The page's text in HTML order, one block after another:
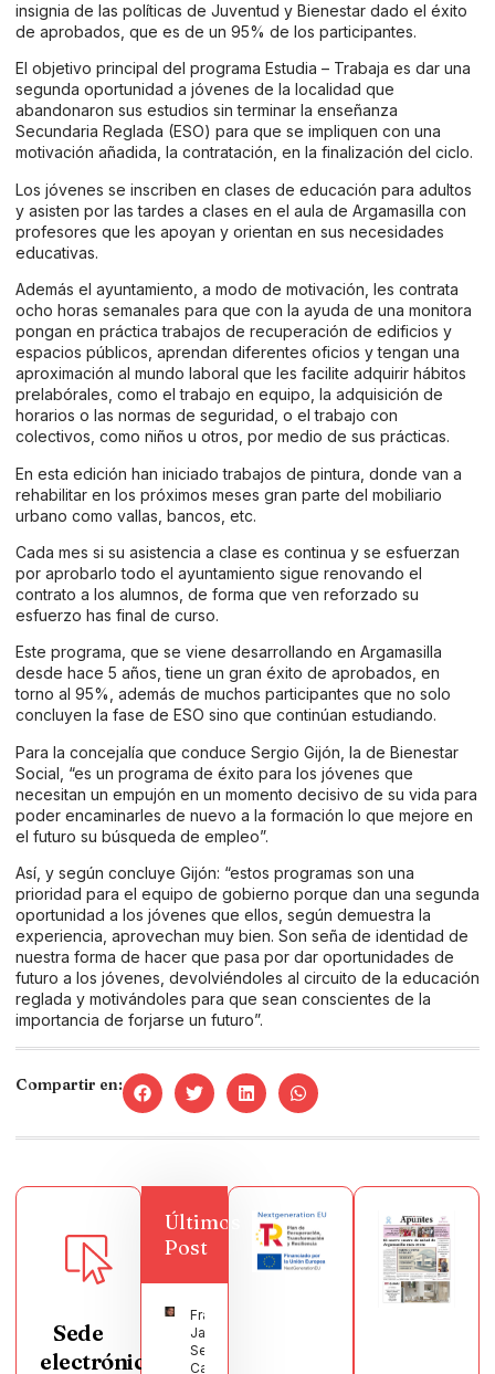
insignia de las políticas de Juventud y Bienestar dado el éxito
de aprobados, que es de un 95% de los participantes.
El objetivo principal del programa Estudia – Trabaja es dar una
segunda oportunidad a jóvenes de la localidad que
abandonaron sus estudios sin terminar la enseñanza
Secundaria Reglada (ESO) para que se impliquen con una
motivación añadida, la contratación, en la finalización del ciclo.
Los jóvenes se inscriben en clases de educación para adultos
y asisten por las tardes a clases en el aula de Argamasilla con
profesores que les apoyan y orientan en sus necesidades
educativas.
Además el ayuntamiento, a modo de motivación, les contrata
ocho horas semanales para que con la ayuda de una monitora
pongan en práctica trabajos de recuperación de edificios y
espacios públicos, aprendan diferentes oficios y tengan una
aproximación al mundo laboral que les facilite adquirir hábitos
prelabórales, como el trabajo en equipo, la adquisición de
horarios o las normas de seguridad, o el trabajo con
colectivos, como niños u otros, por medio de sus prácticas.
En esta edición han iniciado trabajos de pintura, donde van a
rehabilitar en los próximos meses gran parte del mobiliario
urbano como vallas, bancos, etc.
Cada mes si su asistencia a clase es continua y se esfuerzan
por aprobarlo todo el ayuntamiento sigue renovando el
contrato a los alumnos, de forma que ven reforzado su
esfuerzo has final de curso.
Este programa, que se viene desarrollando en Argamasilla
desde hace 5 años, tiene un gran éxito de aprobados, en
torno al 95%, además de muchos participantes que no solo
concluyen la fase de ESO sino que continúan estudiando.
Para la concejalía que conduce Sergio Gijón, la de Bienestar
Social, “es un programa de éxito para los jóvenes que
necesitan un empujón en un momento decisivo de su vida para
poder encaminarles de nuevo a la formación lo que mejore en
el futuro su búsqueda de empleo”.
Así, y según concluye Gijón: “estos programas son una
prioridad para el equipo de gobierno porque dan una segunda
oportunidad a los jóvenes que ellos, según demuestra la
experiencia, aprovechan muy bien. Son seña de identidad de
nuestra forma de hacer que pasa por dar oportunidades de
futuro a los jóvenes, devolviéndoles al circuito de la educación
reglada y motivándoles para que sean conscientes de la
importancia de forjarse un futuro”.
Compartir en:
Sede
electrónica
Últimos
Post
Francisco
Javier
Segura
Castellanos